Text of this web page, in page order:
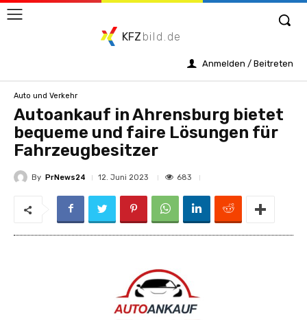
KFZ bild.de
Anmelden / Beitreten
Auto und Verkehr
Autoankauf in Ahrensburg bietet
bequeme und faire Lösungen für
Fahrzeugbesitzer
By PrNews24 12. Juni 2023 683